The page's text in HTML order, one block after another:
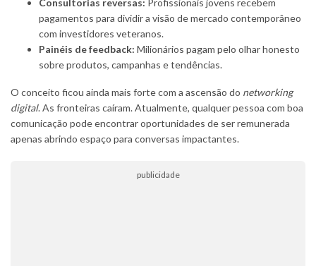
Consultorias reversas: Profissionais jovens recebem
pagamentos para dividir a visão de mercado contemporâneo
com investidores veteranos.
Painéis de feedback: Milionários pagam pelo olhar honesto
sobre produtos, campanhas e tendências.
O conceito ficou ainda mais forte com a ascensão do networking
digital. As fronteiras caíram. Atualmente, qualquer pessoa com boa
comunicação pode encontrar oportunidades de ser remunerada
apenas abrindo espaço para conversas impactantes.
publicidade